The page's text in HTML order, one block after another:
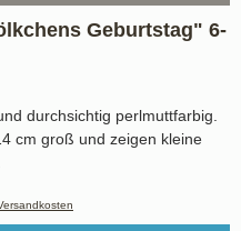
Geburtstag" 6-
durchsichtig perlmuttfarbig.
cm groß und zeigen kleine